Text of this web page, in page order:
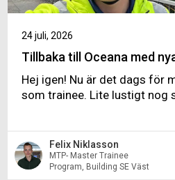
24 juli, 2026
Tillbaka till Oceana med
Hej igen! Nu är det dags för
som trainee. Lite lustigt nog
Felix Niklasson
MTP- Master Trainee
Program, Building SE Väst